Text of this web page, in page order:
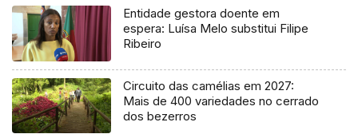
Entidade gestora doente em
espera: Luísa Melo substitui Filipe
Ribeiro
Circuito das camélias em 2027:
Mais de 400 variedades no cerrado
dos bezerros